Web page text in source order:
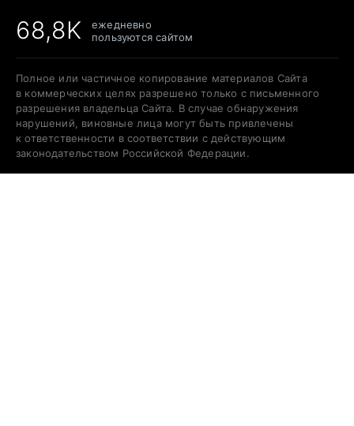
68,8K
ежедневно
пользуются сайтом
Полное или частичное копирование материалов Сайта
в коммерческих целях разрешено только с письменного
разрешения владельца Сайта. В случае обнаружения
нарушений, виновные лица могут быть привлечены
к ответственности в соответствии с действующим
законодательством Российской Федерации.